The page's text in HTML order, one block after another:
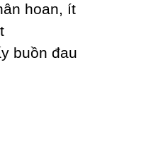
hoan, ít
buồn đau